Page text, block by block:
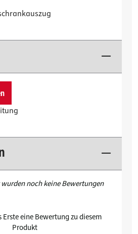
noch keine Bewertungen
Erste eine Bewertung zu diesem
Produkt